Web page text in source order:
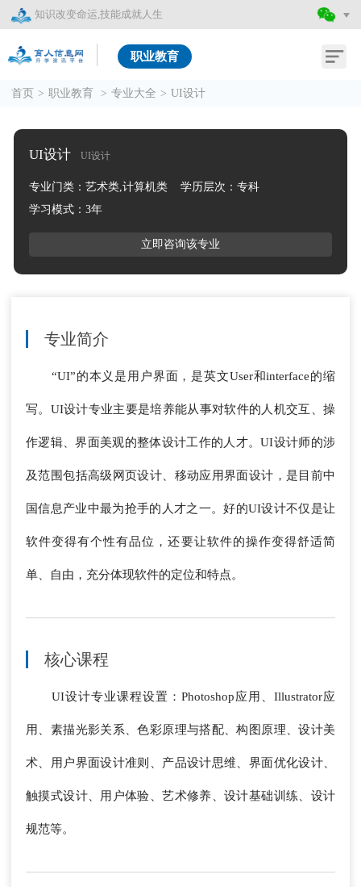
知识改变命运,技能成就人生
职业教育
首页 > 职业教育 > 专业大全 > UI设计
UI设计 UI设计
专业门类：艺术类,计算机类
学历层次：专科
学习模式：3年
立即咨询该专业
专业简介
“UI”的本义是用户界面，是英文User和interface的缩
写。UI设计专业主要是培养能从事对软件的人机交互、操
作逻辑、界面美观的整体设计工作的人才。UI设计师的涉
及范围包括高级网页设计、移动应用界面设计，是目前中
国信息产业中最为抢手的人才之一。好的UI设计不仅是让
软件变得有个性有品位，还要让软件的操作变得舒适简
单、自由，充分体现软件的定位和特点。
核心课程
UI设计专业课程设置：Photoshop应用、Illustrator应
用、素描光影关系、色彩原理与搭配、构图原理、设计美
术、用户界面设计准则、产品设计思维、界面优化设计、
触摸式设计、用户体验、艺术修养、设计基础训练、设计
规范等。